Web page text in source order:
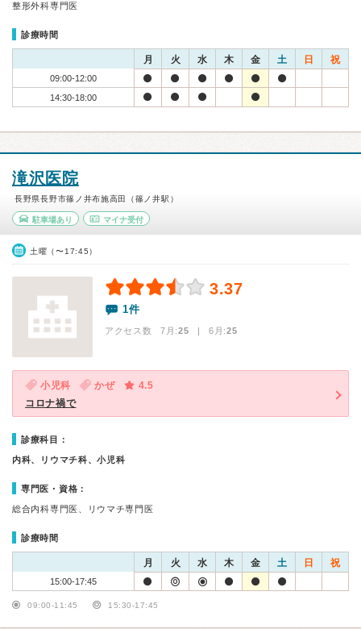
整形外科専門医
診療時間
月 火 水 木 金 土 日 祝
09:00-12:00
14:30-18:00
滝沢医院
長野県長野市篠ノ井布施高田（篠ノ井駅）
駐車場あり マイナ受付
土曜（〜17:45）
3.37
1件
アクセス数 7月:25 | 6月:25
小児科 かぜ
4.5
コロナ禍で
診療科目：
内科、リウマチ科、小児科
専門医・資格：
総合内科専門医、リウマチ専門医
診療時間
月 火 水 木 金 土 日 祝
15:00-17:45
09:00-11:45 15:30-17:45